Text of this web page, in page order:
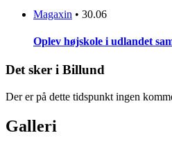
Magaxin • 30.06
Oplev højskole i udlandet
Det sker i Billund
Der er på dette tidspunkt ingen
Galleri